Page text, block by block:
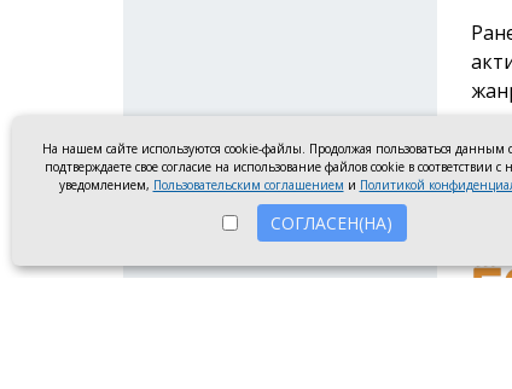
На нашем сайте используются cookie-файлы. Продолжая пользоваться данным
подтверждаете свое согласие на использование файлов cookie в соответствии с
уведомлением, Пользовательским соглашением и Политикой
СОГЛАСЕН(НА)